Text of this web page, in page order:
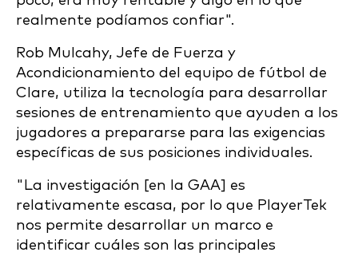
realmente podíamos confiar".
Rob Mulcahy, Jefe de Fuerza y
Acondicionamiento del equipo de fútbol de
Clare, utiliza la tecnología para desarrollar
sesiones de entrenamiento que ayuden a los
jugadores a prepararse para las exigencias
específicas de sus posiciones individuales.
"La investigación [en la GAA] es
relativamente escasa, por lo que PlayerTek
nos permite desarrollar un marco e
identificar cuáles son las principales